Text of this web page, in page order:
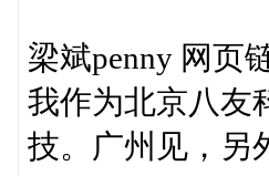
梁斌penny 网页
我作为北京八友
技。广州见，另